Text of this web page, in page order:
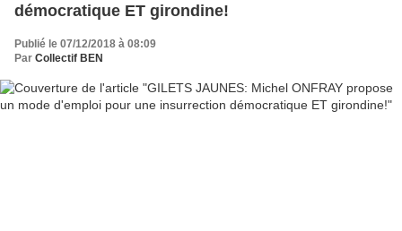
démocratique ET girondine!
Publié le 07/12/2018 à 08:09
Par Collectif BEN